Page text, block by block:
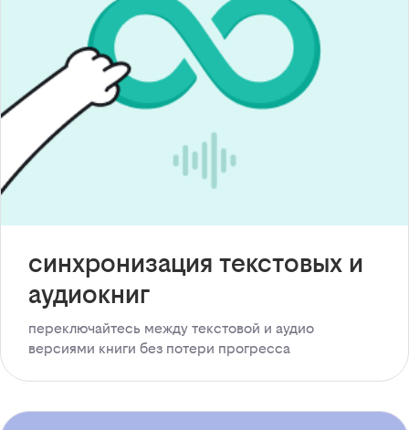
синхронизация текстовых и
аудиокниг
переключайтесь между текстовой и аудио
версиями книги без потери прогресса